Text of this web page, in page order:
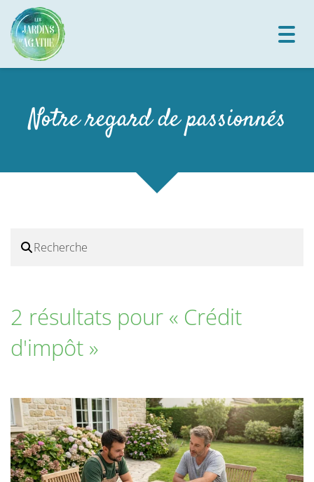
Notre regard de passionnés
2 résultats pour « Crédit
d'impôt »